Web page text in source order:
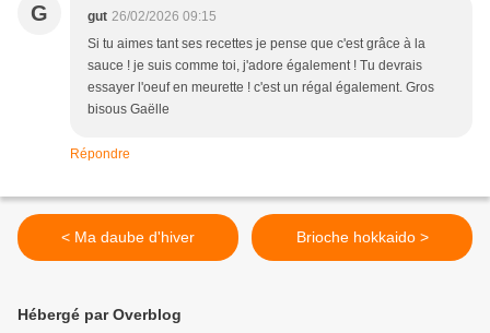
G gut 26/02/2026 09:15
Si tu aimes tant ses recettes je pense que c'est grâce à la
sauce ! je suis comme toi, j'adore également ! Tu devrais
essayer l'oeuf en meurette ! c'est un régal également. Gros
bisous Gaëlle
Répondre
< Ma daube d'hiver Brioche hokkaido >
Hébergé par Overblog